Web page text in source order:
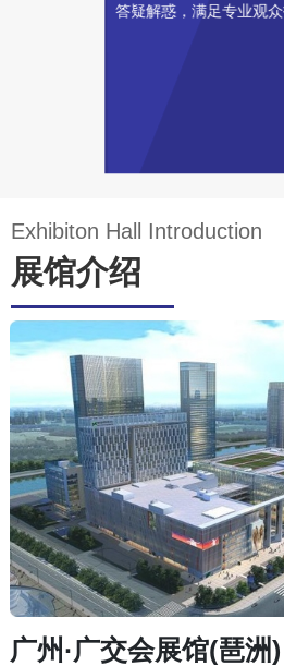
答疑解惑，满足专业观
Exhibiton Hall Introduction
展馆介绍
广州·广交会展馆(琶洲)